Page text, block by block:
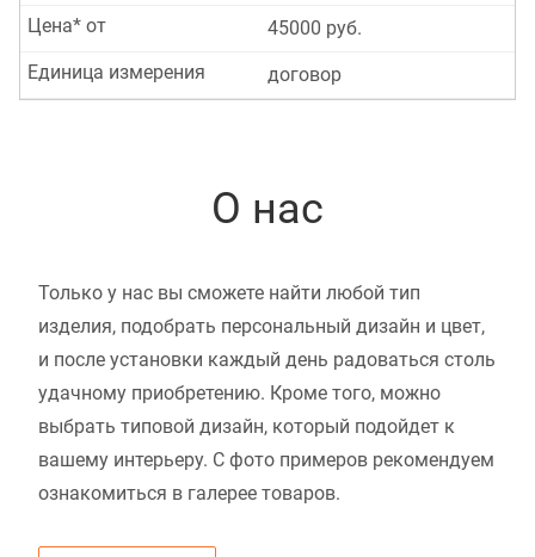
45000 руб.
Цена* от
договор
Единица измерения
О нас
Только у нас вы сможете найти любой тип
изделия, подобрать персональный дизайн и цвет,
и после установки каждый день радоваться столь
удачному приобретению. Кроме того, можно
выбрать типовой дизайн, который подойдет к
вашему интерьеру. С фото примеров рекомендуем
ознакомиться в галерее товаров.